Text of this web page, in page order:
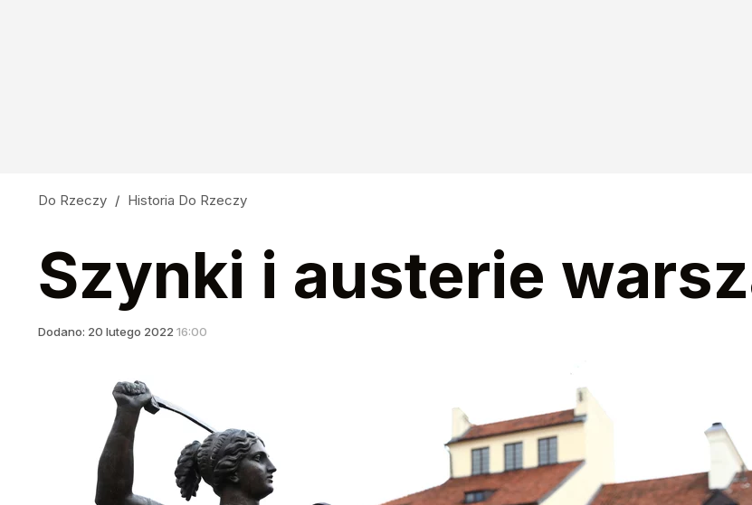
Do Rzeczy / Historia Do Rzeczy
Szynki i austerie
Dodano: 20 lutego 2022 16:00